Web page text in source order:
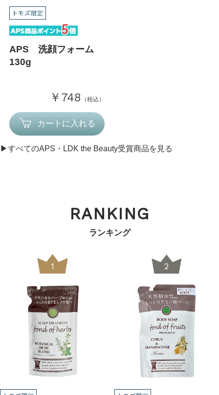
APS 洗顔フォーム
130g
￥748 （税込）
カートに入れる
▶︎すべてのAPS・LDK the Beauty受賞商品を見る
RANKING
ランキング
1 2